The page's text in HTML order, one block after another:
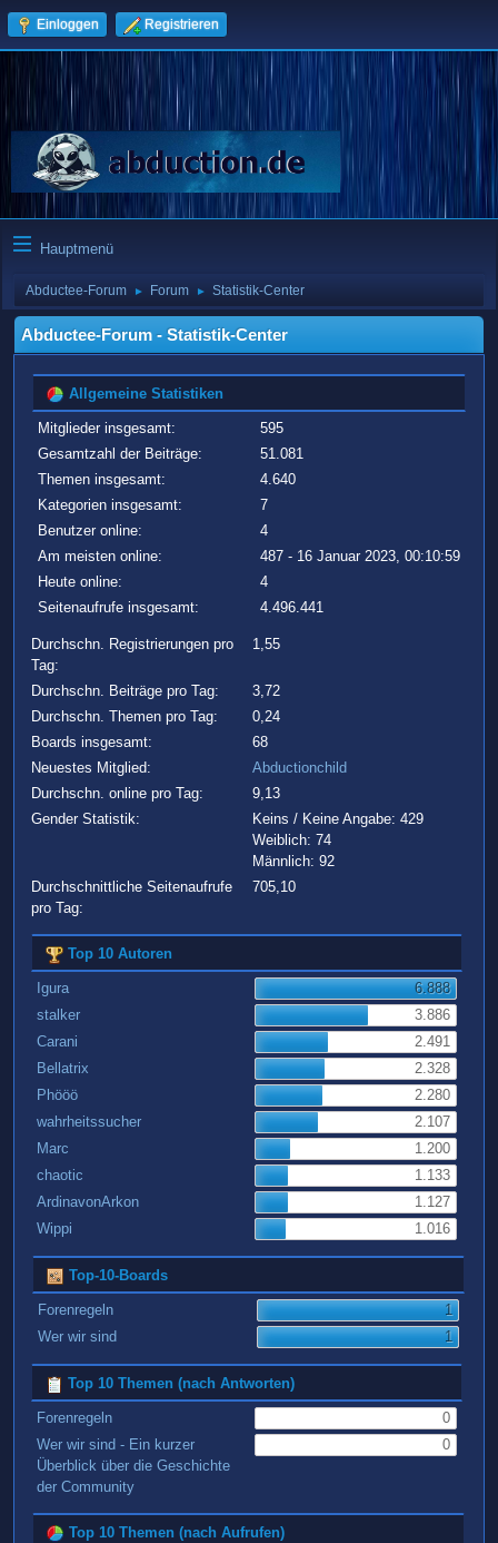
Einloggen Registrieren
Hauptmenü
Abductee-Forum ► Forum ► Statistik-Center
Abductee-Forum - Statistik-Center
Allgemeine Statistiken
Mitglieder insgesamt:
595
Gesamtzahl der Beiträge:
51.081
Themen insgesamt:
4.640
Kategorien insgesamt:
7
Benutzer online:
4
Am meisten online:
487 - 16 Januar 2023, 00:10:59
Heute online:
4
Seitenaufrufe insgesamt:
4.496.441
Durchschn. Registrierungen pro
Tag:
1,55
Durchschn. Beiträge pro Tag:
3,72
Durchschn. Themen pro Tag:
0,24
Boards insgesamt:
68
Neuestes Mitglied:
Abductionchild
Durchschn. online pro Tag:
9,13
Gender Statistik:
Keins / Keine Angabe: 429
Weiblich: 74
Männlich: 92
Durchschnittliche Seitenaufrufe
pro Tag:
705,10
Top 10 Autoren
Igura
6.888
stalker
3.886
Carani
2.491
Bellatrix
2.328
Phööö
2.280
wahrheitssucher
2.107
Marc
1.200
chaotic
1.133
ArdinavonArkon
1.127
Wippi
1.016
Top-10-Boards
Forenregeln
1
Wer wir sind
1
Top 10 Themen (nach Antworten)
Forenregeln
0
Wer wir sind - Ein kurzer
Überblick über die Geschichte
der Community
0
Top 10 Themen (nach Aufrufen)